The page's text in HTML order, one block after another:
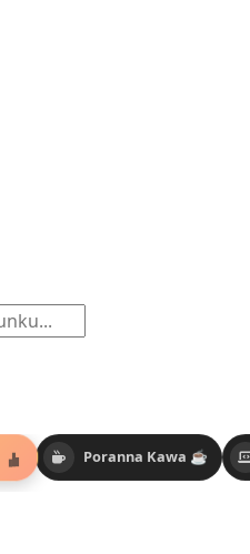
Poranna Kawa ☕